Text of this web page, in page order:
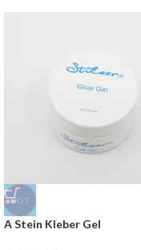
HOT
A Stein Kleber Gel